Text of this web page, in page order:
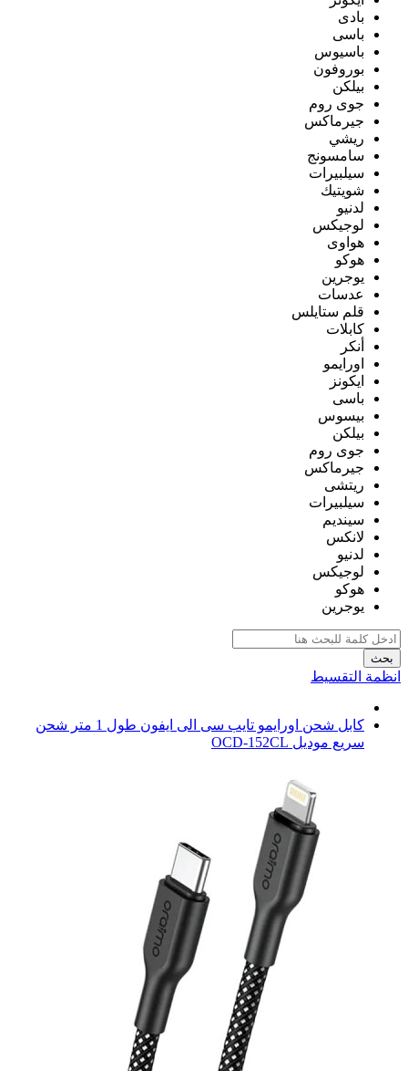
بادى
باسى
باسيوس
بوروفون
بيلكن
جوى روم
جيرماكس
ريشي
سامسونج
سيلبيرات
شويتيك
لدنيو
لوجيكس
هواوى
هوكو
يوجرين
عدسات
قلم ستايلس
كابلات
أنكر
اورايمو
ايكونز
باسى
بيسوس
بيلكن
جوى روم
جيرماكس
ريتشى
سيلبيرات
سينديم
لانكس
لدنيو
لوجيكس
هوكو
يوجرين
بحث
انظمة التقسيط
كابل شحن اورايمو تايب سى الى ايفون طول 1 متر شحن
سريع موديل OCD-152CL